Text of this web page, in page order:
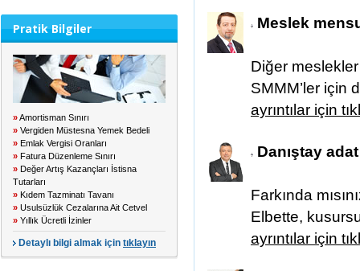
Pratik Bilgiler
»Amortisman Sınırı
» Vergiden Müstesna Yemek Bedeli
» Emlak Vergisi Oranları
» Fatura Düzenleme Sınırı
» Değer Artış Kazançları İstisna
Tutarları
» Kıdem Tazminatı Tavanı
» Usulsüzlük Cezalarına Ait Cetvel
» Yıllık Ücretli İzinler
Detaylı bilgi almak için tıklayın
Meslek
Diğer
SMMM’ler için
ayrıntılar için
Danıştay
Farkında
Elbette,
ayrıntılar için